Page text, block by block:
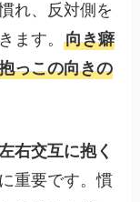
れ、反対側を
ます。向き癖
っこの向きの
右交互に抱く
重要です。慣